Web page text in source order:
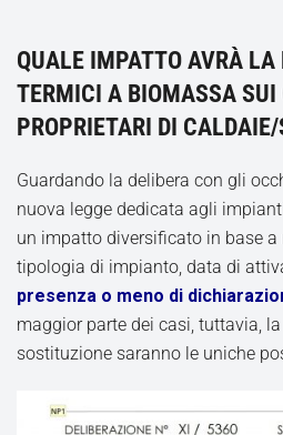
QUALE IMPATTO AVRÀ
TERMICI A BIOMASSA SUI
PROPRIETARI DI
Guardando la delibera con gli
nuova legge dedicata agli
un impatto diversificato in base
tipologia di impianto, data di
presenza o meno di
maggior parte dei casi, tuttavia,
sostituzione saranno le uniche